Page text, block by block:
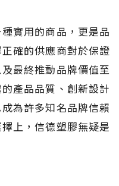
實用的商品，更是品
確的供應商對於保證
最終推動品牌價值至
產品品質、創新設計
為許多知名品牌信賴
上，信德塑膠無疑是